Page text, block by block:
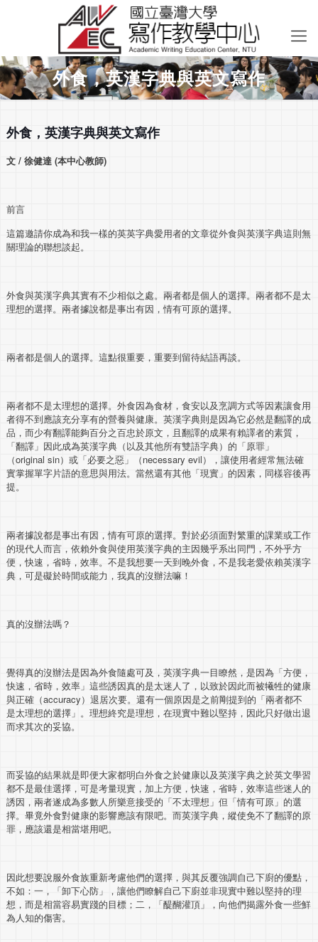
外食，英漢字典與英文寫作
外食，英漢字典與英文寫作
文 / 徐健達 (本中心教師)
前言
這篇邀請你成為和我一樣的英英字典愛用者的文章從外食與英漢字典這則無
關理論的聯想談起。
外食與英漢字典其實有不少相似之處。兩者都是個人的選擇。兩者都不是太
理想的選擇。兩者據說都是事出有因，情有可原的選擇。
兩者都是個人的選擇。這點很重要，重要到留待結語再談。
兩者都不是太理想的選擇。外食因為食材，食安以及烹調方式等因素讓食用
者得不到應該充分享有的營養與健康。英漢字典則是因為它必然是翻譯的成
品，而少有翻譯能夠百分之百忠於原文，且翻譯的成果有賴譯者的素質，
「翻譯」因此成為英漢字典（以及其他所有雙語字典）的「原罪」
（original sin）或「必要之惡」（necessary evil），讓使用者經常無法確
實掌握單字片語的意思與用法。當然還有其他「現實」的因素，同樣容後再
提。
兩者據說都是事出有因，情有可原的選擇。對於必須面對繁重的課業或工作
的現代人而言，依賴外食與使用英漢字典的主因幾乎系出同門，不外乎方
便，快速，省時，效率。不是我想要一天到晚外食，不是我老愛依賴英漢字
典，可是礙於時間或能力，我真的沒辦法嘛！
真的沒辦法嗎？
覺得真的沒辦法是因為外食隨處可及，英漢字典一目瞭然，是因為「方便，
快速，省時，效率」這些誘因真的是太迷人了，以致於因此而被犧牲的健康
與正確（accuracy）退居次要。還有一個原因是之前剛提到的「兩者都不
是太理想的選擇」。理想終究是理想，在現實中難以堅持，因此只好做出退
而求其次的妥協。
而妥協的結果就是即便大家都明白外食之於健康以及英漢字典之於英文學習
都不是最佳選擇，可是考量現實，加上方便，快速，省時，效率這些迷人的
誘因，兩者遂成為多數人所樂意接受的「不太理想」但「情有可原」的選
擇。畢竟外食對健康的影響應該有限吧。而英漢字典，縱使免不了翻譯的原
罪，應該還是相當堪用吧。
因此想要說服外食族重新考慮他們的選擇，與其反覆強調自己下廚的優點，
不如：一，「卸下心防」，讓他們瞭解自己下廚並非現實中難以堅持的理
想，而是相當容易實踐的目標；二，「醍醐灌頂」，向他們揭露外食一些鮮
為人知的傷害。